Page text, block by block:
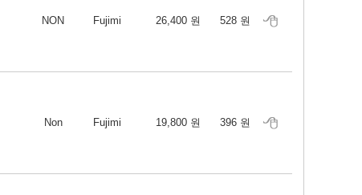
NON Fujimi 26,400 원 528 원
Non Fujimi 19,800 원 396 원